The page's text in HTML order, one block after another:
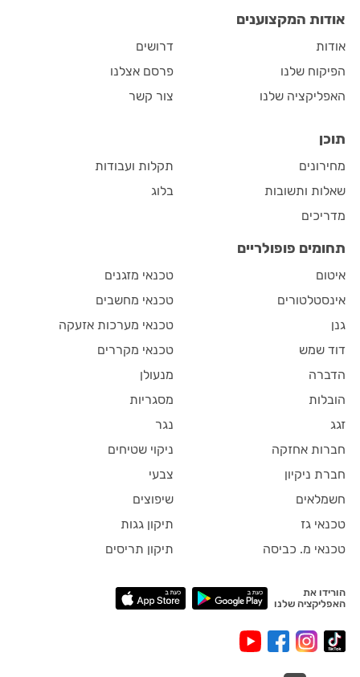
אודות המקצוענים
אודות
הפיקוח שלנו
האפליקציה שלנו
דרושים
פרסם אצלנו
צור קשר
תוכן
מחירונים
שאלות ותשובות
מדריכים
תקלות ועבודות
בלוג
תחומים פופולריים
איטום
אינסטלטורים
גנן
דוד שמש
הדברה
הובלות
זגג
חברות אחזקה
חברת ניקיון
חשמלאים
טכנאי גז
טכנאי מ. כביסה
טכנאי מזגנים
טכנאי מחשבים
טכנאי מערכות אזעקה
טכנאי מקררים
מנעולן
מסגריות
נגר
ניקוי שטיחים
צבעי
שיפוצים
תיקון גגות
תיקון תריסים
הורידו את
האפליקציה שלנו